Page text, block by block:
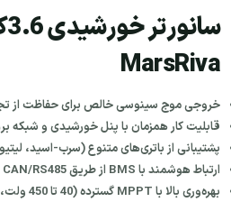
MarsRiva
خروجی موج سینوسی خالص برای حفاظت از
قابلیت کار همزمان با پنل خورشیدی و شبکه
پشتیبانی از باتری‌های متنوع (سرب-اسید،
ارتباط هوشمند با BMS از طریق CAN/RS485 و ماژول Wi-Fi داخلی
بهره‌وری بالا با MPPT گسترده (40 تا 450 ولت، حداکثر 500 ولت)